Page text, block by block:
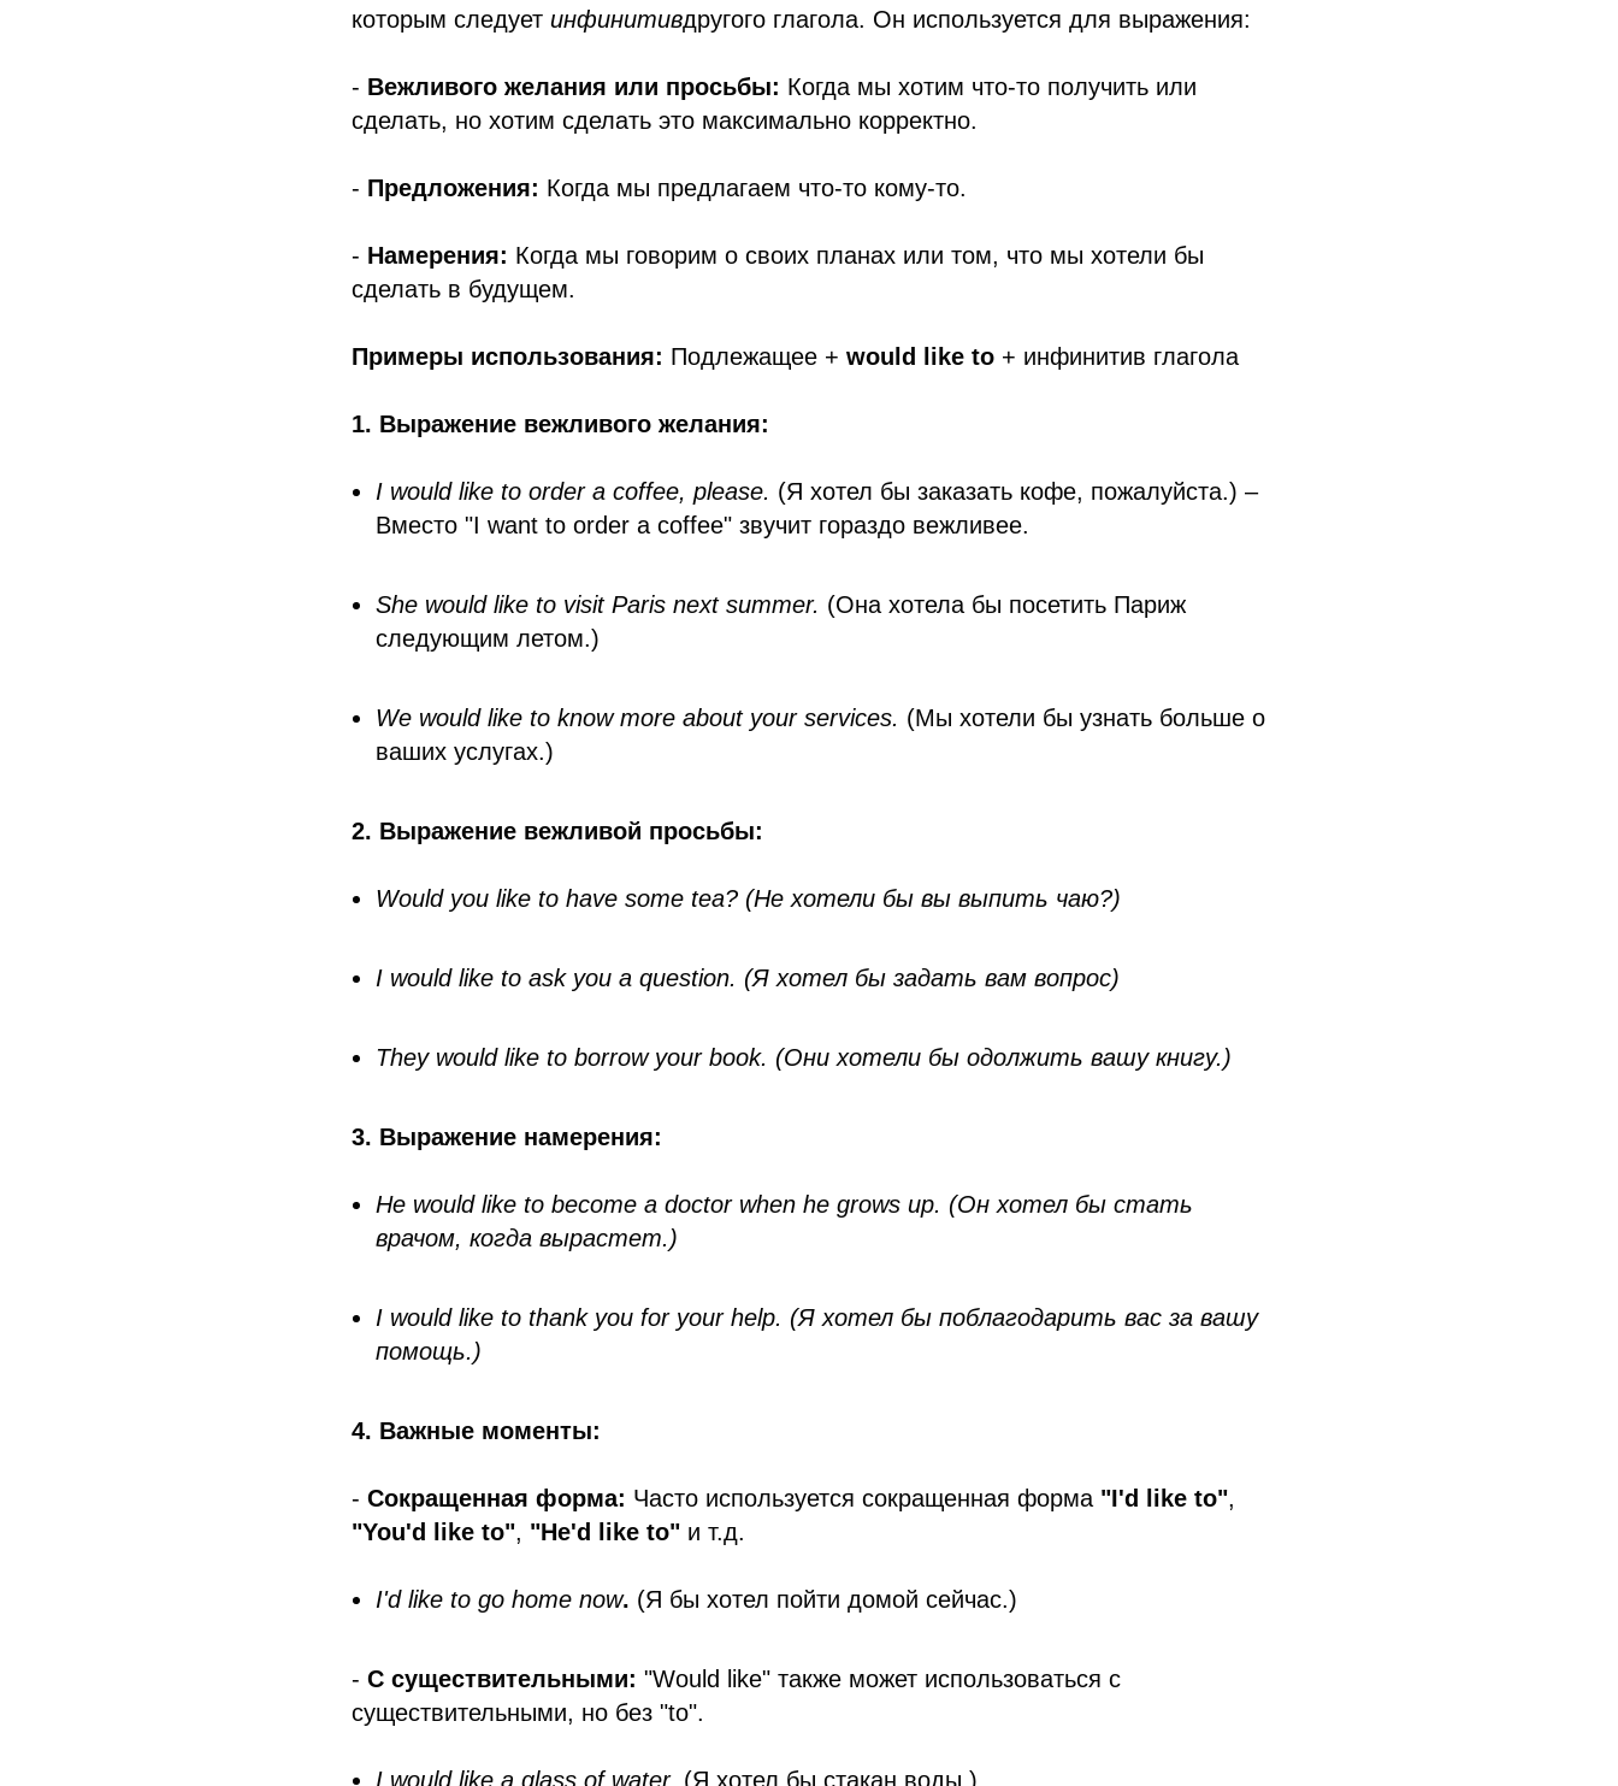
которым следует инфинитивдругого глагола. Он используется для выражения:
- Вежливого желания или просьбы: Когда мы хотим что-то получить или
сделать, но хотим сделать это максимально корректно.
- Предложения: Когда мы предлагаем что-то кому-то.
- Намерения: Когда мы говорим о своих планах или том, что мы хотели бы
сделать в будущем.
Примеры использования: Подлежащее + would like to + инфинитив глагола
1. Выражение вежливого желания:
I would like to order a coffee, please. (Я хотел бы заказать кофе, пожалуйста.) –
Вместо "I want to order a coffee" звучит гораздо вежливее.
She would like to visit Paris next summer. (Она хотела бы посетить Париж
следующим летом.)
We would like to know more about your services. (Мы хотели бы узнать больше о
ваших услугах.)
2. Выражение вежливой просьбы:
Would you like to have some tea? (Не хотели бы вы выпить чаю?)
I would like to ask you a question. (Я хотел бы задать вам вопрос)
They would like to borrow your book. (Они хотели бы одолжить вашу книгу.)
3. Выражение намерения:
He would like to become a doctor when he grows up. (Он хотел бы стать
врачом, когда вырастет.)
I would like to thank you for your help. (Я хотел бы поблагодарить вас за вашу
помощь.)
4. Важные моменты:
- Сокращенная форма: Часто используется сокращенная форма "I'd like to",
"You'd like to", "He'd like to" и т.д.
I'd like to go home now. (Я бы хотел пойти домой сейчас.)
- С существительными: "Would like" также может использоваться с
существительными, но без "to".
I would like a glass of water. (Я хотел бы стакан воды.)